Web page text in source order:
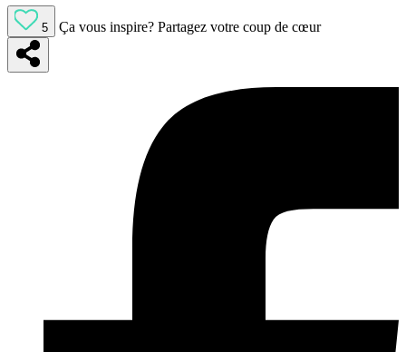
5 Ça vous inspire? Partagez votre coup de cœur